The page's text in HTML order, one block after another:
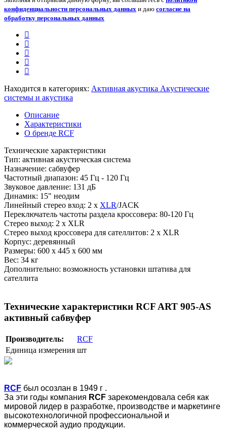
конфиденциальности персональных данных и даю согласие на
обработку персональных данных
Находится в категориях: Активная акустика Акустические
системы и акустика
Описание
Характеристики
О бренде RCF
Технические характеристики
Тип: активная акустическая система
Назначение: сабвуфер
Частотный диапазон: 45 Гц - 120 Гц
Звуковое давление: 131 дБ
Динамик: 15" неодим
Линейный стерео вход: 2 х XLR/JACK
Переключатель частоты раздела кроссовера: 80-120 Гц
Стерео выход: 2 х XLR
Стерео выход кроссовера для сателлитов: 2 х XLR
Корпус: деревянный
Размеры: 600 х 445 х 600 мм
Вес: 34 кг
Дополнительно: возможность установки штатива для
сателлита
Технические характеристики RCF ART 905-AS
активный сабвуфер
Производитель:
RCF
Единица измерения шт
RCF был осозлан в 1949 г .
За эти годы компания RCF зарекомендовала себя как
мировой лидер в разработке, производстве и маркетинге
высокотехнологичной профессиональной и
коммерческой аудио продукции.